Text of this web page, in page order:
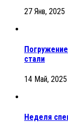
27 Янв, 2025
стали
14 Май, 2025
Неделя